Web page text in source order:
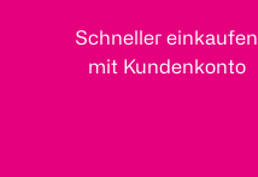
Schneller einkaufen
mit Kundenkonto